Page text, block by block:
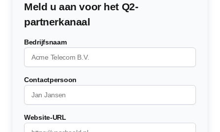
Meld u aan voor het Q2-
partnerkanaal
Bedrijfsnaam
Contactpersoon
Website-URL